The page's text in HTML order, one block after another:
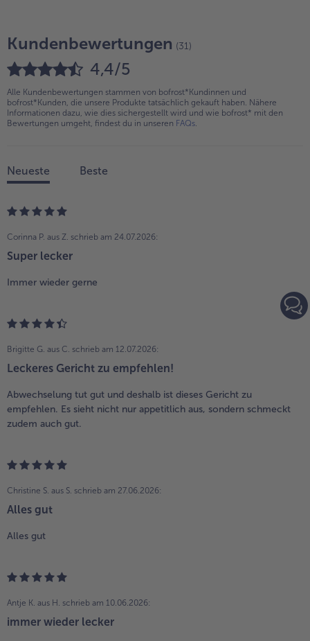
Kundenbewertungen (31)
4,4/5
Alle Kundenbewertungen stammen von bofrost*Kundinnen und
bofrost*Kunden, die unsere Produkte tatsächlich gekauft haben. Nähere
Informationen dazu, wie dies sichergestellt wird und wie bofrost* mit den
Bewertungen umgeht, findest du in unseren FAQs.
Neueste Beste
Corinna P. aus Z. schrieb am 24.07.2026:
Super lecker
Immer wieder gerne
Brigitte G. aus C. schrieb am 12.07.2026:
Leckeres Gericht zu empfehlen!
Abwechselung tut gut und deshalb ist dieses Gericht zu
empfehlen. Es sieht nicht nur appetitlich aus, sondern schmeckt
zudem auch gut.
Christine S. aus S. schrieb am 27.06.2026:
Alles gut
Alles gut
Antje K. aus H. schrieb am 10.06.2026:
immer wieder lecker